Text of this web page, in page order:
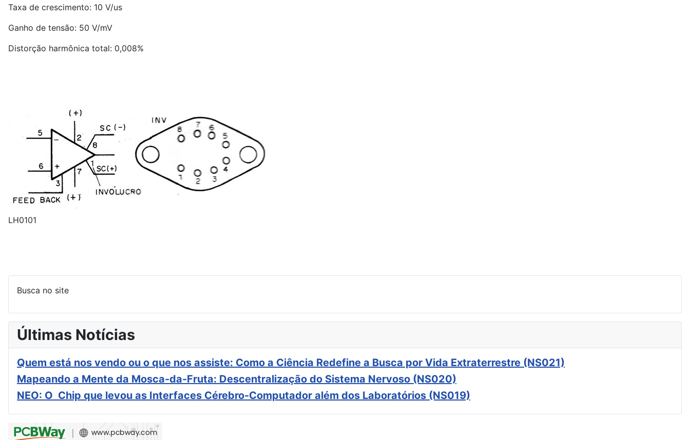
Taxa de crescimento: 10 V/us
Ganho de tensão: 50 V/mV
Distorção harmônica total: 0,008%
LH0101
Busca no site
Últimas Notícias
Quem está nos vendo ou o que nos assiste: Como a Ciência Redefine a Busca por Vida Extraterrestre (NS021)
Mapeando a Mente da Mosca-da-Fruta: Descentralização do Sistema Nervoso (NS020)
NEO: O Chip que levou as Interfaces Cérebro-Computador além dos Laboratórios (NS019)